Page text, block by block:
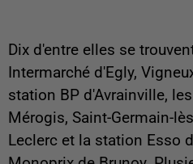
Dix d'entre elles se
Intermarché d'Egly,
station BP d'Avrainville,
Mérogis, Saint-Germain-
Leclerc et la station Esso